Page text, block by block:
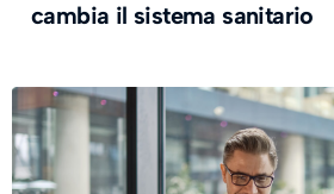
cambia il sistema sanitario